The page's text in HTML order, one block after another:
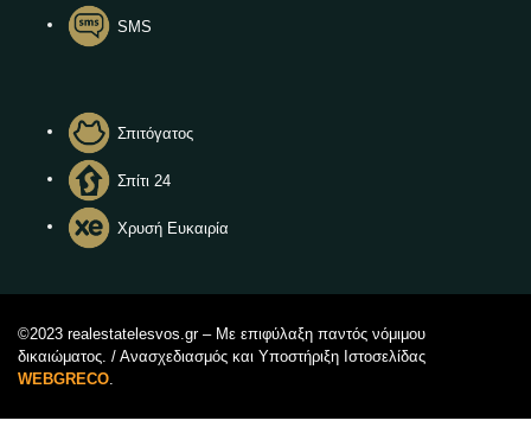
SMS
Σπιτόγατος
Σπίτι 24
Χρυσή Ευκαιρία
©2023 realestatelesvos.gr – Με επιφύλαξη παντός νόμιμου
δικαιώματος. / Ανασχεδιασμός και Υποστήριξη Ιστοσελίδας
WEBGRECO.